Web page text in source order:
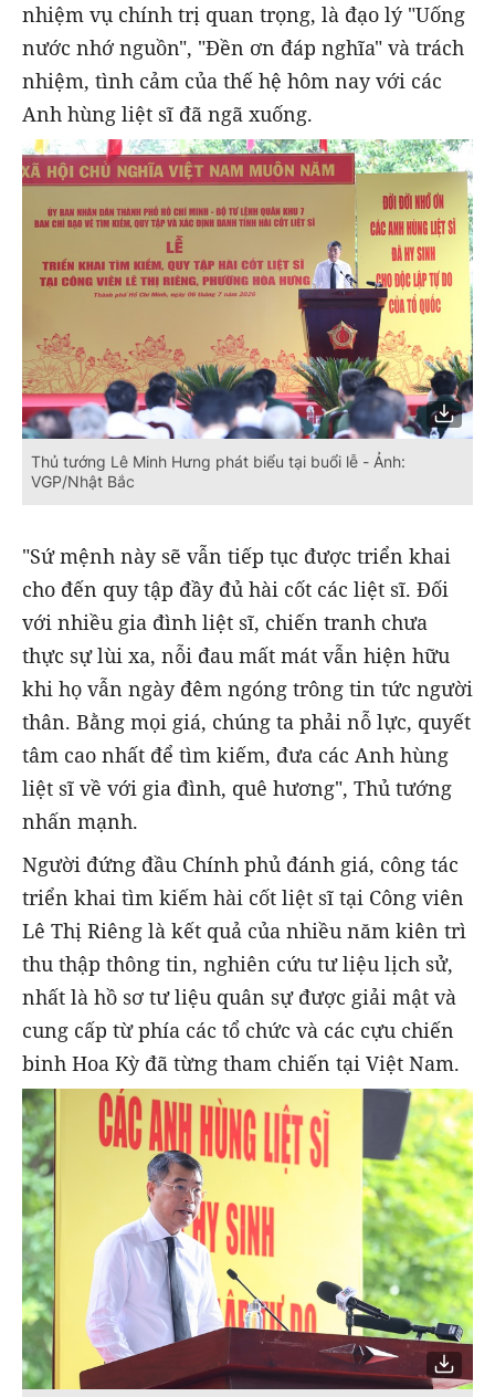
nhiệm vụ chính trị quan trọng, là đạo lý "Uống
nước nhớ nguồn", "Đền ơn đáp nghĩa" và trách
nhiệm, tình cảm của thế hệ hôm nay với các
Anh hùng liệt sĩ đã ngã xuống.
Thủ tướng Lê Minh Hưng phát biểu tại buổi lễ - Ảnh:
VGP/Nhật Bắc
"Sứ mệnh này sẽ vẫn tiếp tục được triển khai
cho đến quy tập đầy đủ hài cốt các liệt sĩ. Đối
với nhiều gia đình liệt sĩ, chiến tranh chưa
thực sự lùi xa, nỗi đau mất mát vẫn hiện hữu
khi họ vẫn ngày đêm ngóng trông tin tức người
thân. Bằng mọi giá, chúng ta phải nỗ lực, quyết
tâm cao nhất để tìm kiếm, đưa các Anh hùng
liệt sĩ về với gia đình, quê hương", Thủ tướng
nhấn mạnh.
Người đứng đầu Chính phủ đánh giá, công tác
triển khai tìm kiếm hài cốt liệt sĩ tại Công viên
Lê Thị Riêng là kết quả của nhiều năm kiên trì
thu thập thông tin, nghiên cứu tư liệu lịch sử,
nhất là hồ sơ tư liệu quân sự được giải mật và
cung cấp từ phía các tổ chức và các cựu chiến
binh Hoa Kỳ đã từng tham chiến tại Việt Nam.